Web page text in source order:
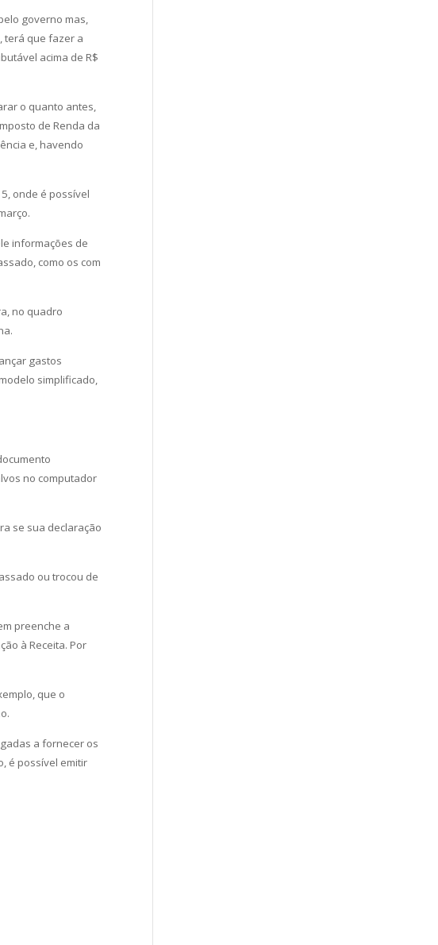
governo mas,
terá que fazer a
acima de R$
o quanto antes,
de Renda da
e, havendo
onde é possível
informações de
como os com
no quadro
gastos
simplificado,
no computador
se sua declaração
ou trocou de
preenche a
à Receita. Por
que o
a fornecer os
é possível emitir